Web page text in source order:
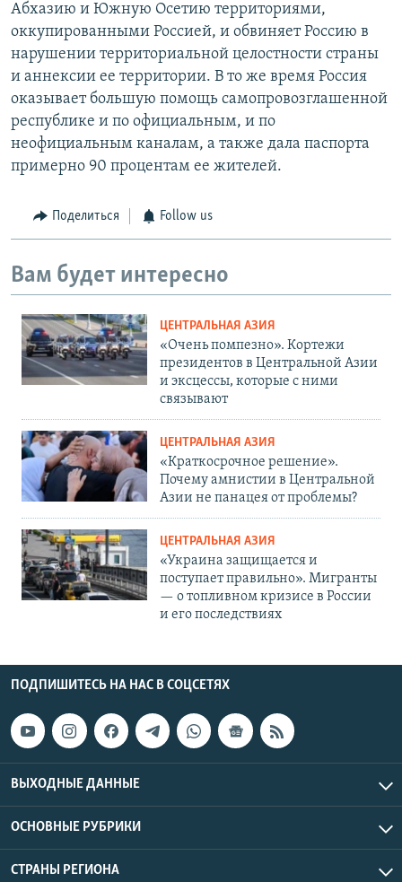
Абхазию и Южную Осетию территориями,
оккупированными Россией, и обвиняет Россию в
нарушении территориальной целостности страны
и аннексии ее территории. В то же время Россия
оказывает большую помощь самопровозглашенной
республике и по официальным, и по
неофициальным каналам, а также дала паспорта
примерно 90 процентам ее жителей.
Поделиться Follow us
Вам будет интересно
ЦЕНТРАЛЬНАЯ АЗИЯ
«Очень помпезно». Кортежи
президентов в Центральной Азии
и эксцессы, которые с ними
связывают
ЦЕНТРАЛЬНАЯ АЗИЯ
«Краткосрочное решение».
Почему амнистии в Центральной
Азии не панацея от проблемы?
ЦЕНТРАЛЬНАЯ АЗИЯ
«Украина защищается и
поступает правильно». Мигранты
— о топливном кризисе в России
и его последствиях
ПОДПИШИТЕСЬ НА НАС В СОЦСЕТЯХ
ВЫХОДНЫЕ ДАННЫЕ
ОСНОВНЫЕ РУБРИКИ
СТРАНЫ РЕГИОНА